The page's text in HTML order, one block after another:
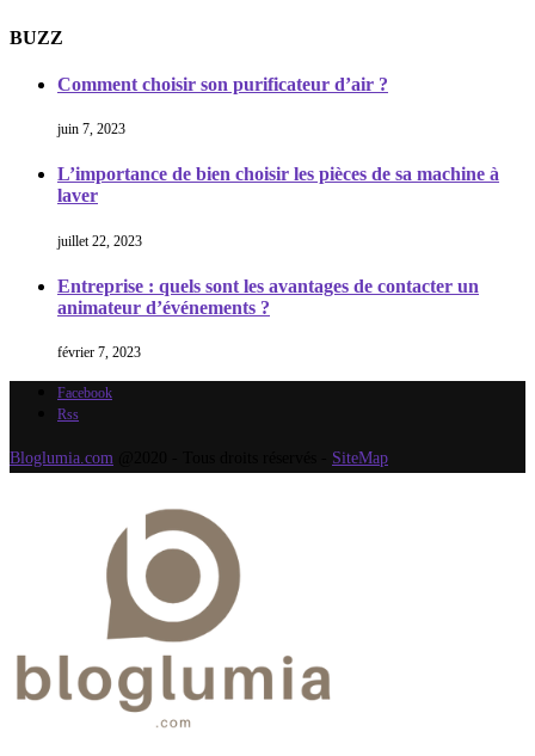
BUZZ
Comment choisir son purificateur d’air ?
juin 7, 2023
L’importance de bien choisir les pièces de sa machine à
laver
juillet 22, 2023
Entreprise : quels sont les avantages de contacter un
animateur d’événements ?
février 7, 2023
Facebook
Rss
Bloglumia.com SiteMap